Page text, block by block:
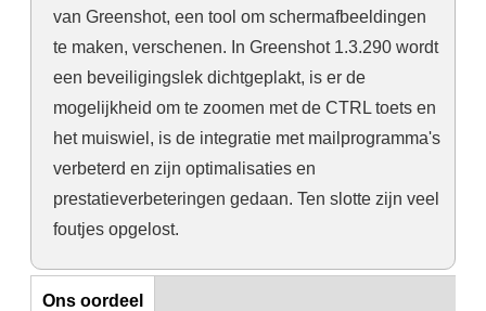
van Greenshot, een tool om schermafbeeldingen
te maken, verschenen. In Greenshot 1.3.290 wordt
een beveiligingslek dichtgeplakt, is er de
mogelijkheid om te zoomen met de CTRL toets en
het muiswiel, is de integratie met mailprogramma's
verbeterd en zijn optimalisaties en
prestatieverbeteringen gedaan. Ten slotte zijn veel
foutjes opgelost.
Ons oordeel
Ons oordeel